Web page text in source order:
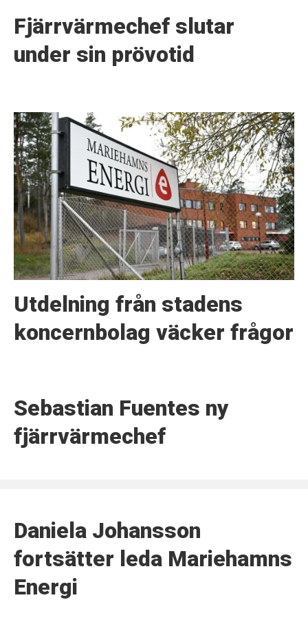
Fjärrvärmechef slutar
under sin prövotid
Utdelning från stadens
koncernbolag väcker frågor
Sebastian Fuentes ny
fjärrvärmechef
Daniela Johansson
fortsätter leda Mariehamns
Energi